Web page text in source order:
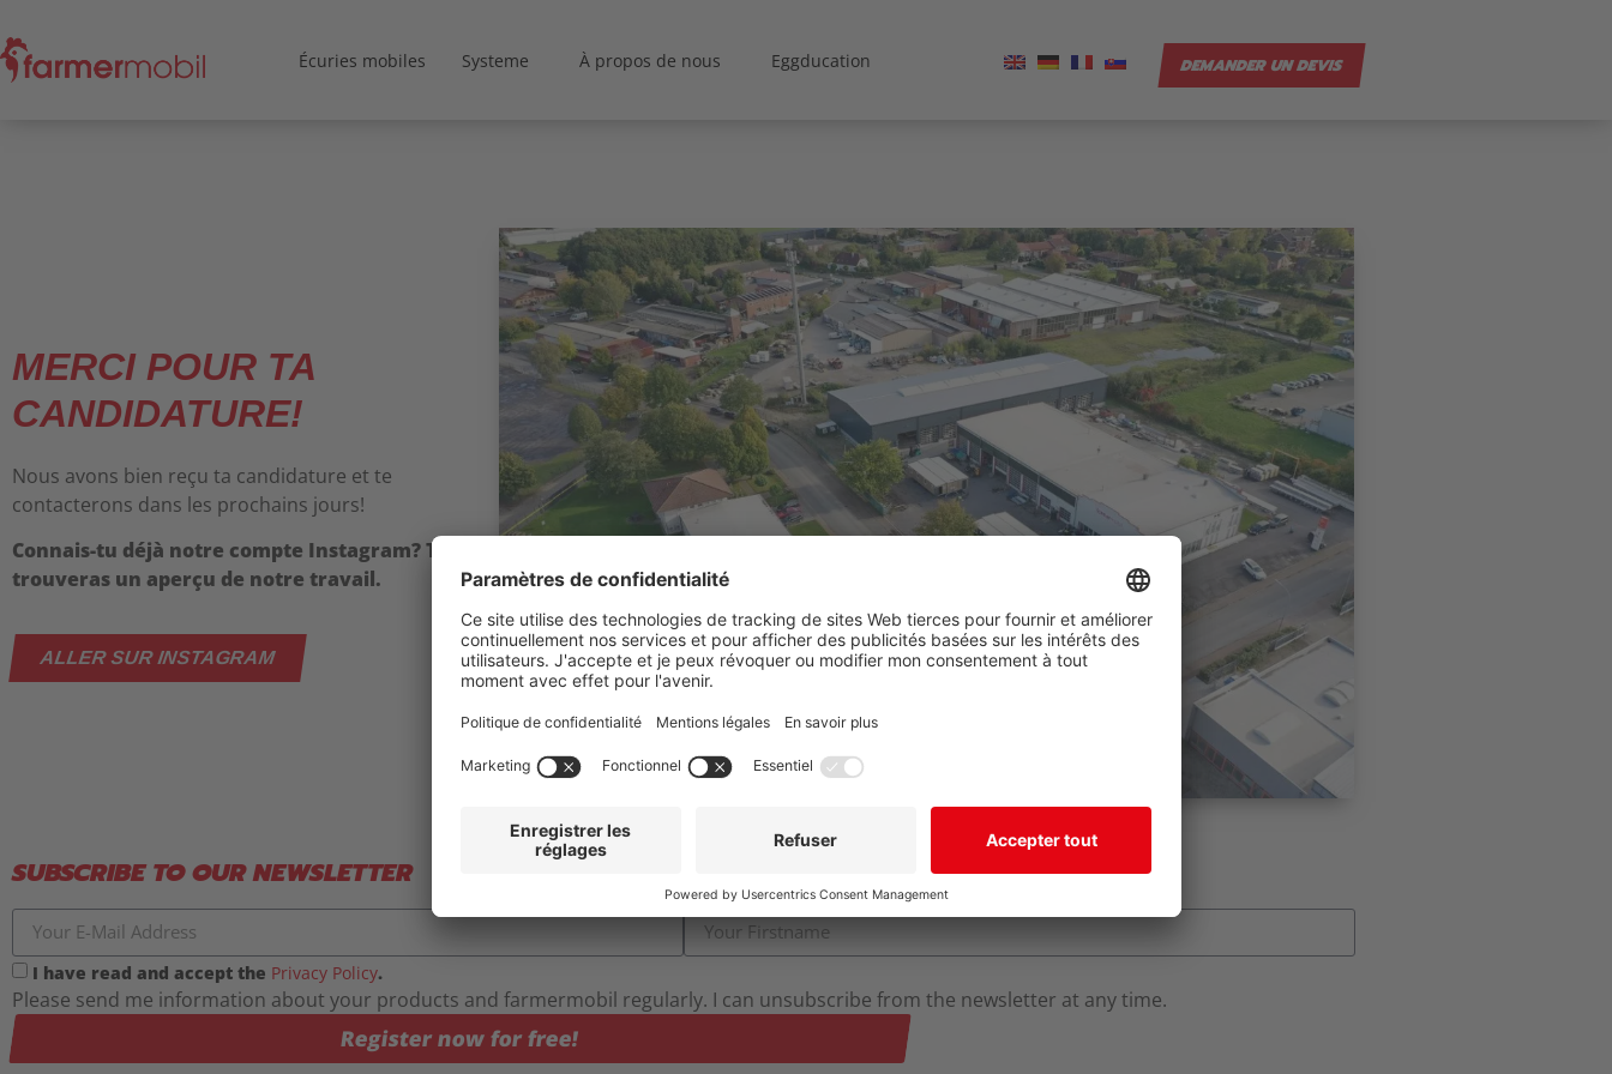
Écuries mobiles Systeme À propos de nous Eggducation DEMANDER UN DEVIS
MERCI POUR TA
CANDIDATURE!
Nous avons bien reçu ta candidature et te
contacterons dans les prochains jours!
Connais-tu déjà notre compte Instagram? Tu y
trouveras un aperçu de notre travail.
ALLER SUR INSTAGRAM
SUBSCRIBE TO OUR NEWSLETTER
I have read and accept the Privacy Policy.
Please send me information about your products and farmermobil regularly. I can unsubscribe from the newsletter at any time.
Register now for free!